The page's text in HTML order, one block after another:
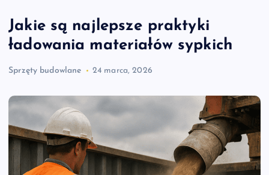
Jakie są najlepsze praktyki
ładowania materiałów sypkich
Sprzęty budowlane 24 marca, 2026